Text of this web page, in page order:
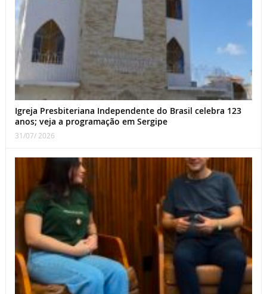
Igreja Presbiteriana Independente do Brasil celebra 123
anos; veja a programação em Sergipe
31/07/ 2026